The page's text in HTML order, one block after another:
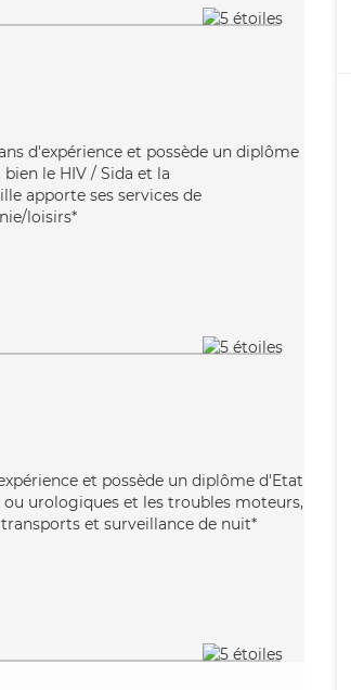
d'expérience et possède un diplôme
le HIV / Sida et la
apporte ses services de
loisirs*
et possède un diplôme d'Etat
urologiques et les troubles moteurs,
et surveillance de nuit*